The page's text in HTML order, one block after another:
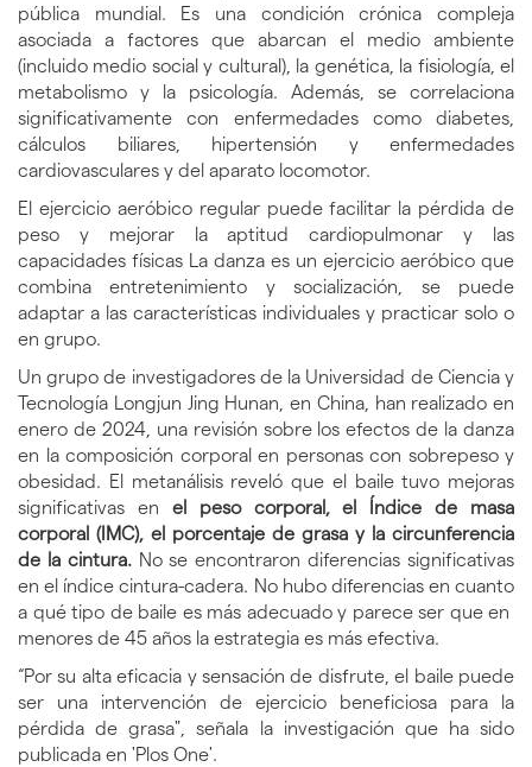
pública mundial. Es una condición crónica compleja
asociada a factores que abarcan el medio ambiente
(incluido medio social y cultural), la genética, la fisiología, el
metabolismo y la psicología. Además, se correlaciona
significativamente con enfermedades como diabetes,
cálculos biliares, hipertensión y enfermedades
cardiovasculares y del aparato locomotor.
El ejercicio aeróbico regular puede facilitar la pérdida de
peso y mejorar la aptitud cardiopulmonar y las
capacidades físicas La danza es un ejercicio aeróbico que
combina entretenimiento y socialización, se puede
adaptar a las características individuales y practicar solo o
en grupo.
Un grupo de investigadores de la Universidad de Ciencia y
Tecnología Longjun Jing Hunan, en China, han realizado en
enero de 2024, una revisión sobre los efectos de la danza
en la composición corporal en personas con sobrepeso y
obesidad. El metanálisis reveló que el baile tuvo mejoras
significativas en el peso corporal, el Índice de masa
corporal (IMC), el porcentaje de grasa y la circunferencia
de la cintura. No se encontraron diferencias significativas
en el índice cintura-cadera. No hubo diferencias en cuanto
a qué tipo de baile es más adecuado y parece ser que en
menores de 45 años la estrategia es más efectiva.
“Por su alta eficacia y sensación de disfrute, el baile puede
ser una intervención de ejercicio beneficiosa para la
pérdida de grasa", señala la investigación que ha sido
publicada en 'Plos One'.